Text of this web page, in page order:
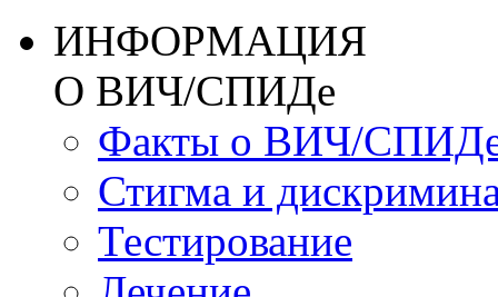
ИНФОРМАЦИЯ
О ВИЧ/СПИДе
Факты о ВИЧ/
Стигма и
Тестирование